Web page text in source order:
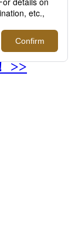
おすすめ
も将来
紫外線
>>